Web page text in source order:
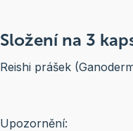
Složení na 3
Reishi prášek
Upozornění: